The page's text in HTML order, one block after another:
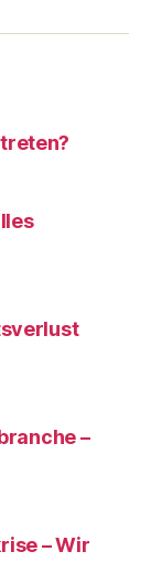
–
– Wir